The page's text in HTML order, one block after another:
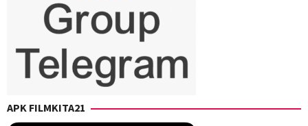
APK FILMKITA21